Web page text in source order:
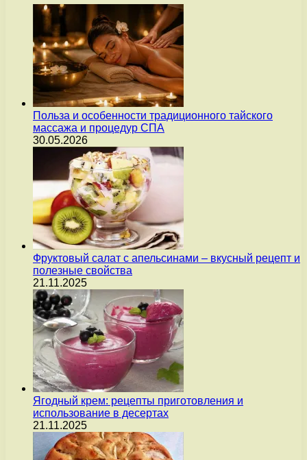
Польза и особенности традиционного тайского
массажа и процедур СПА
30.05.2026
Фруктовый салат с апельсинами – вкусный рецепт и
полезные свойства
21.11.2025
Ягодный крем: рецепты приготовления и
использование в десертах
21.11.2025